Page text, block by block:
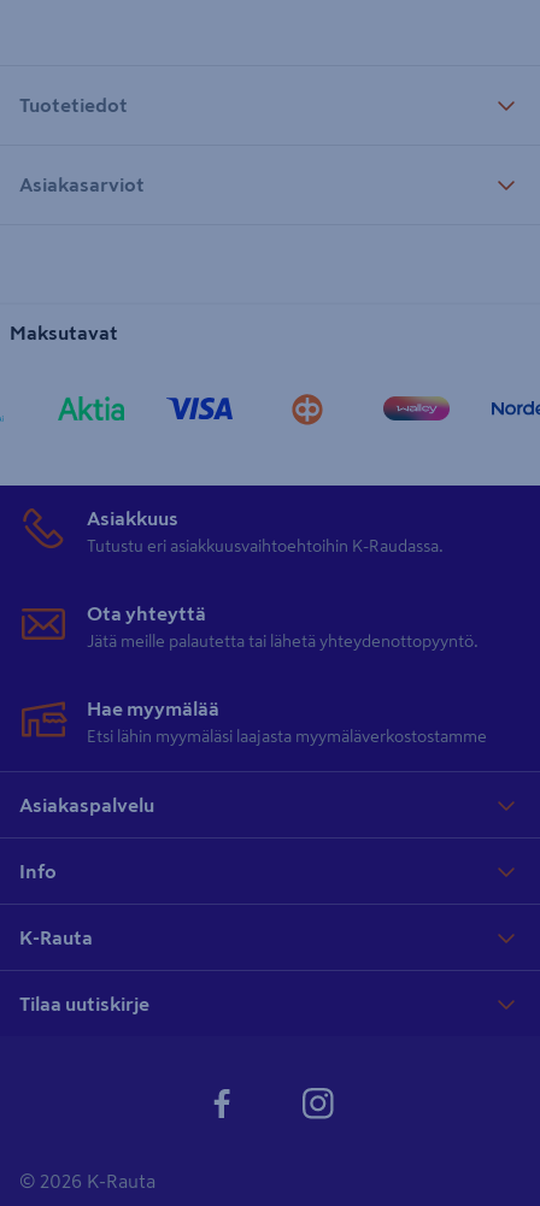
Tuotetiedot
Asiakasarviot
Maksutavat
Asiakkuus
Tutustu eri asiakkuusvaihtoehtoihin K-Raudassa.
Ota yhteyttä
Jätä meille palautetta tai lähetä yhteydenottopyyntö.
Hae myymälää
Etsi lähin myymäläsi laajasta myymäläverkostostamme
Asiakaspalvelu
Info
K-Rauta
Tilaa uutiskirje
© 2026 K-Rauta